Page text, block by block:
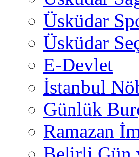
Üsküdar
Üsküdar
E-Devlet
İstanbul
Günlük
Ramazan